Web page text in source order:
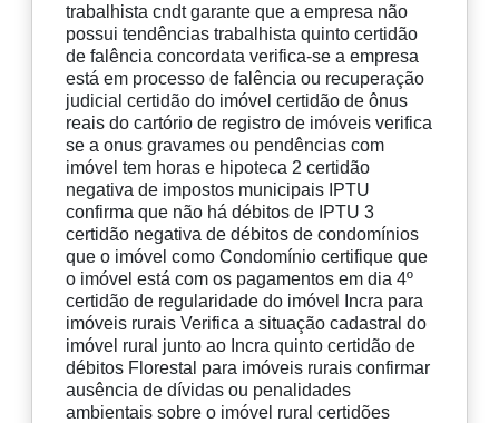
trabalhista cndt garante que a empresa não
possui tendências trabalhista quinto certidão
de falência concordata verifica-se a empresa
está em processo de falência ou recuperação
judicial certidão do imóvel certidão de ônus
reais do cartório de registro de imóveis verifica
se a onus gravames ou pendências com
imóvel tem horas e hipoteca 2 certidão
negativa de impostos municipais IPTU
confirma que não há débitos de IPTU 3
certidão negativa de débitos de condomínios
que o imóvel como Condomínio certifique que
o imóvel está com os pagamentos em dia 4º
certidão de regularidade do imóvel Incra para
imóveis rurais Verifica a situação cadastral do
imóvel rural junto ao Incra quinto certidão de
débitos Florestal para imóveis rurais confirmar
ausência de dívidas ou penalidades
ambientais sobre o imóvel rural certidões